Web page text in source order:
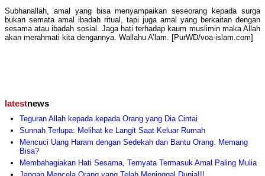
Subhanallah, amal yang bisa menyampaikan seseorang kepada surga
bukan semata amal ibadah ritual, tapi juga amal yang berkaitan dengan
sesama atau ibadah sosial. Jaga hati terhadap kaum muslimin maka Allah
akan merahmati kita dengannya. Wallahu A’lam. [PurWD/voa-islam.com]
latestnews
Teguran Allah kepada kepada Orang yang Dia Cintai
Sunnah Terlupa: Melihat ke Langit Saat Keluar Rumah
Mencuci Uang Haram dengan Sedekah dan Bantu Orang. Memang
Bisa?
Membahagiakan Hati Sesama, Ternyata Termasuk Amal Paling Mulia